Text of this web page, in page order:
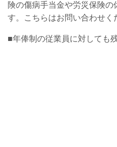
険の傷病手当金や労災保険の
す。こちらはお問い合わせく
■年俸制の従業員に対しても